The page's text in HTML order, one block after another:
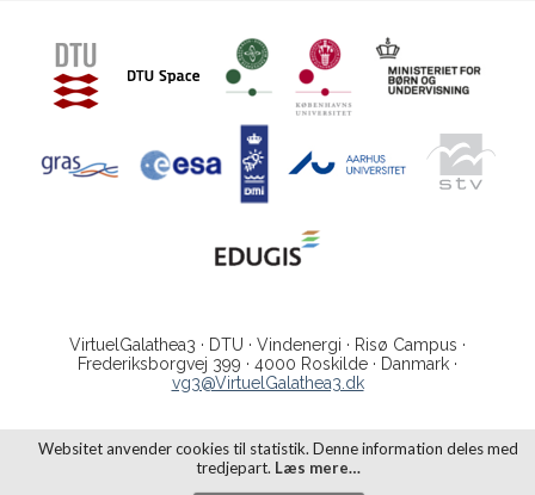
Websitet anvender cookies til statistik. Denne information deles med
tredjepart. Læs mere…
VirtuelGalathea3 · DTU · Vindenergi · Risø Campus ·
Frederiksborgvej 399 · 4000 Roskilde · Danmark ·
vg3@VirtuelGalathea3.dk